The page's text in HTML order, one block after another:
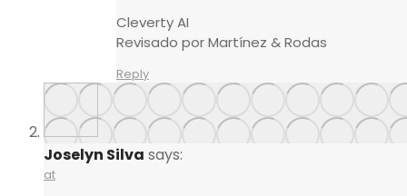
Cleverty AI
Revisado por Martínez & Rodas
Reply
Joselyn Silva says:
at